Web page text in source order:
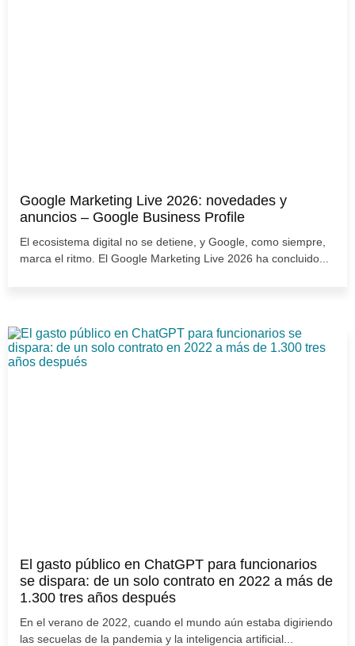
Google Marketing Live 2026: novedades y
anuncios – Google Business Profile
El ecosistema digital no se detiene, y Google, como siempre,
marca el ritmo. El Google Marketing Live 2026 ha concluido...
El gasto público en ChatGPT para funcionarios
se dispara: de un solo contrato en 2022 a más de
1.300 tres años después
En el verano de 2022, cuando el mundo aún estaba digiriendo
las secuelas de la pandemia y la inteligencia artificial...